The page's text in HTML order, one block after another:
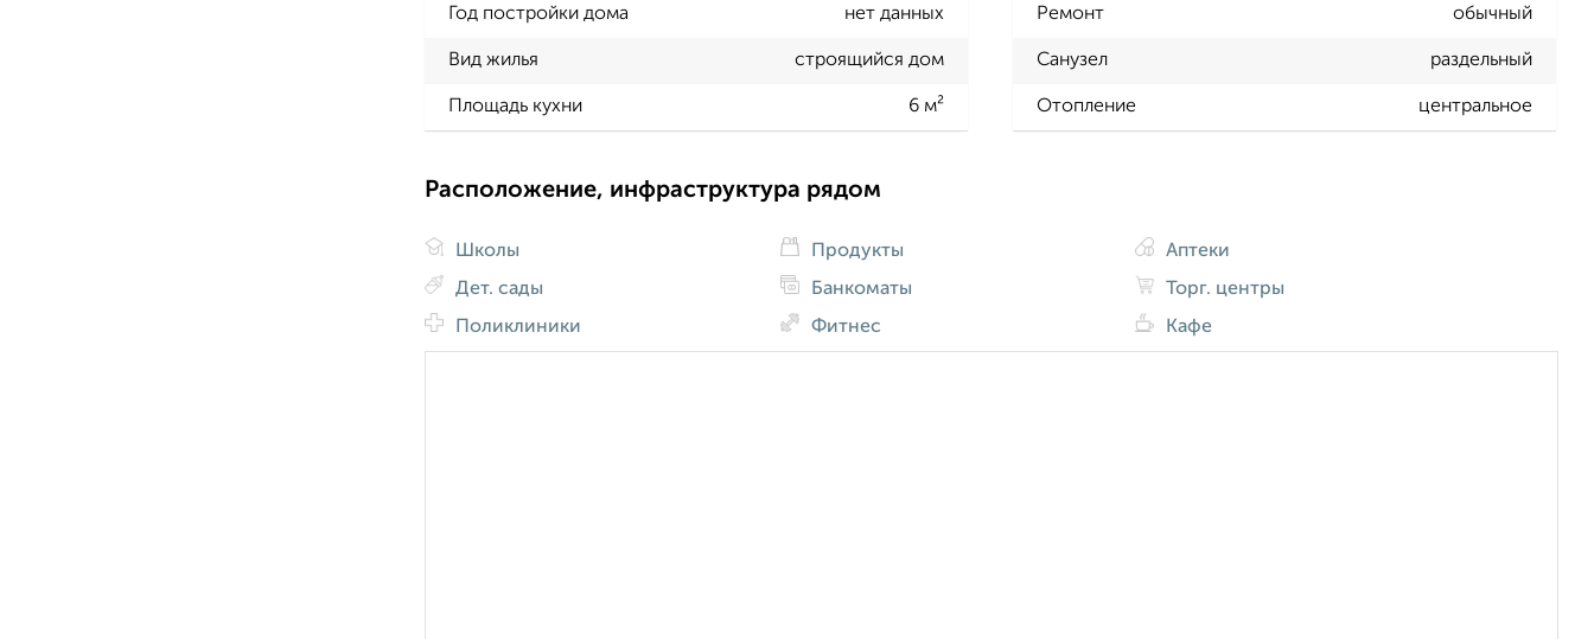
Год постройки дома нет данных Ремонт обычный
Вид жилья строящийся дом Санузел раздельный
Площадь кухни 6 м² Отопление центральное
Расположение, инфраструктура рядом
Школы
Дет. сады
Поликлиники
Продукты
Банкоматы
Фитнес
Аптеки
Торг. центры
Кафе